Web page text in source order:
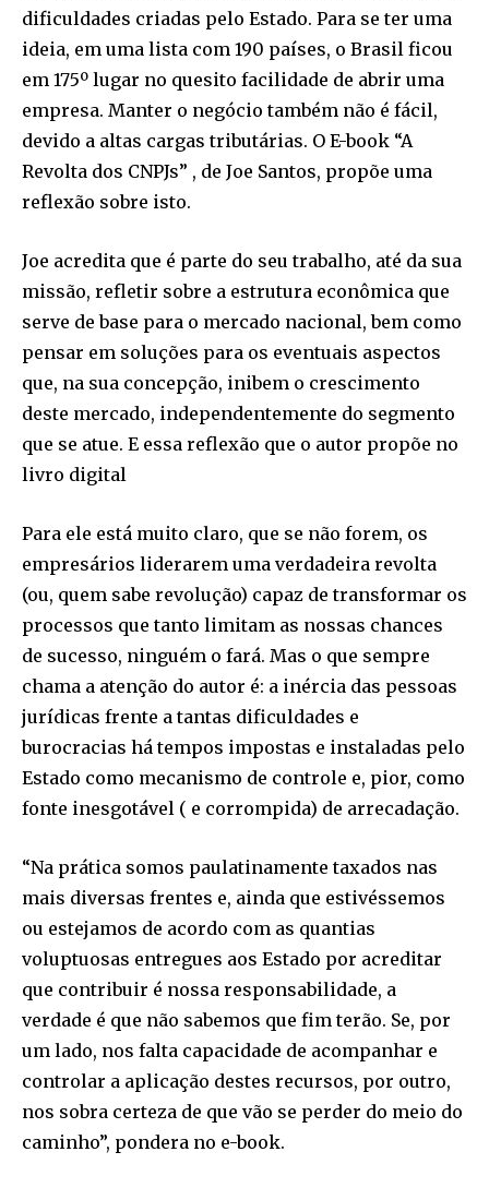
dificuldades criadas pelo Estado. Para se ter uma
ideia, em uma lista com 190 países, o Brasil ficou
em 175º lugar no quesito facilidade de abrir uma
empresa. Manter o negócio também não é fácil,
devido a altas cargas tributárias. O E-book “A
Revolta dos CNPJs” , de Joe Santos, propõe uma
reflexão sobre isto.
Joe acredita que é parte do seu trabalho, até da sua
missão, refletir sobre a estrutura econômica que
serve de base para o mercado nacional, bem como
pensar em soluções para os eventuais aspectos
que, na sua concepção, inibem o crescimento
deste mercado, independentemente do segmento
que se atue. E essa reflexão que o autor propõe no
livro digital
Para ele está muito claro, que se não forem, os
empresários liderarem uma verdadeira revolta
(ou, quem sabe revolução) capaz de transformar os
processos que tanto limitam as nossas chances
de sucesso, ninguém o fará. Mas o que sempre
chama a atenção do autor é: a inércia das pessoas
jurídicas frente a tantas dificuldades e
burocracias há tempos impostas e instaladas pelo
Estado como mecanismo de controle e, pior, como
fonte inesgotável ( e corrompida) de arrecadação.
“Na prática somos paulatinamente taxados nas
mais diversas frentes e, ainda que estivéssemos
ou estejamos de acordo com as quantias
voluptuosas entregues aos Estado por acreditar
que contribuir é nossa responsabilidade, a
verdade é que não sabemos que fim terão. Se, por
um lado, nos falta capacidade de acompanhar e
controlar a aplicação destes recursos, por outro,
nos sobra certeza de que vão se perder do meio do
caminho”, pondera no e-book.